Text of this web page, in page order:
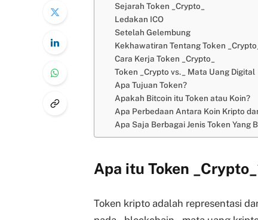
Sejarah Token _Crypto_
Ledakan ICO
Setelah Gelembung
Kekhawatiran Tentang Token _Crypto_
Cara Kerja Token _Crypto_
Token _Crypto vs._ Mata Uang Digital
Apa Tujuan Token?
Apakah Bitcoin itu Token atau Koin?
Apa Perbedaan Antara Koin Kripto
Apa Saja Berbagai Jenis Token Yang
Apa itu Token Crypto
Token kripto adalah representasi